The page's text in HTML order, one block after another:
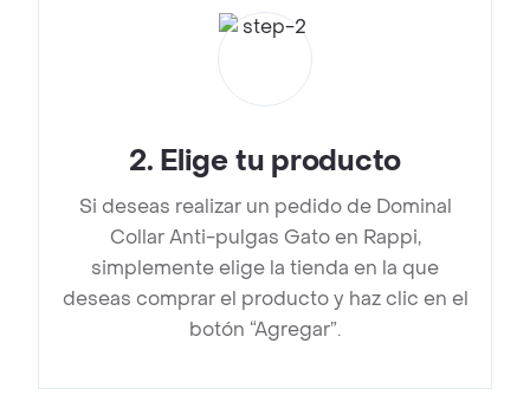
2. Elige tu producto
Si deseas realizar un pedido de Dominal
Collar Anti-pulgas Gato en Rappi,
simplemente elige la tienda en la que
deseas comprar el producto y haz clic en el
botón “Agregar”.